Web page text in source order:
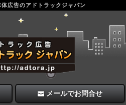
広告のアドトラックジャパン
メールでお問合せ